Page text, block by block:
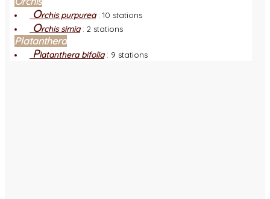
Orchis purpurea: 10 stations
Orchis simia: 2 stations
Platanthera
Platanthera bifolia: 9 stations